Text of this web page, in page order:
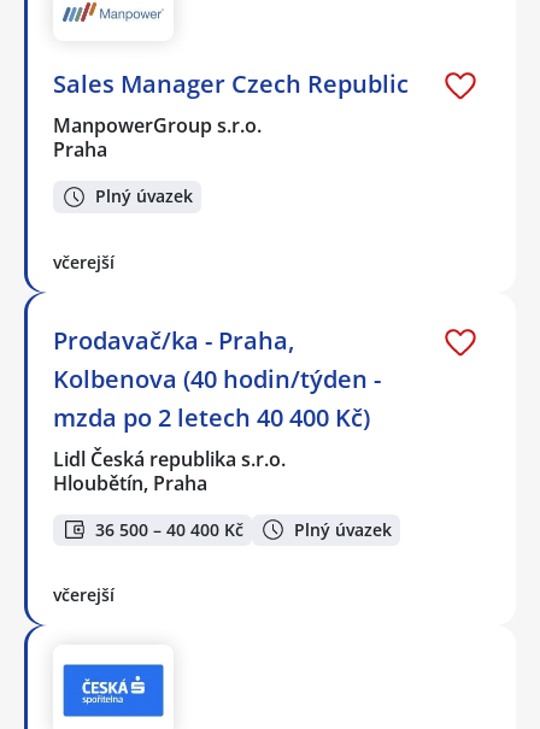
Sales Manager Czech Republic
ManpowerGroup s.r.o.
Praha
Plný úvazek
včerejší
Prodavač/ka - Praha,
Kolbenova (40 hodin/týden -
mzda po 2 letech 40 400 Kč)
Lidl Česká republika s.r.o.
Hloubětín, Praha
36 500 – 40 400 Kč Plný úvazek
včerejší